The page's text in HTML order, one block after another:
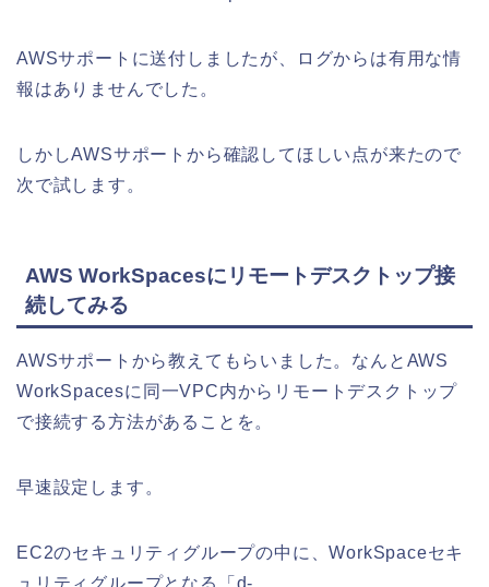
AWSサポートに送付しましたが、ログからは有用な情
報はありませんでした。
しかしAWSサポートから確認してほしい点が来たので
次で試します。
AWS WorkSpacesにリモートデスクトップ接
続してみる
AWSサポートから教えてもらいました。なんとAWS
WorkSpacesに同一VPC内からリモートデスクトップ
で接続する方法があることを。
早速設定します。
EC2のセキュリティグループの中に、WorkSpaceセキ
ュリティグループとなる「d-